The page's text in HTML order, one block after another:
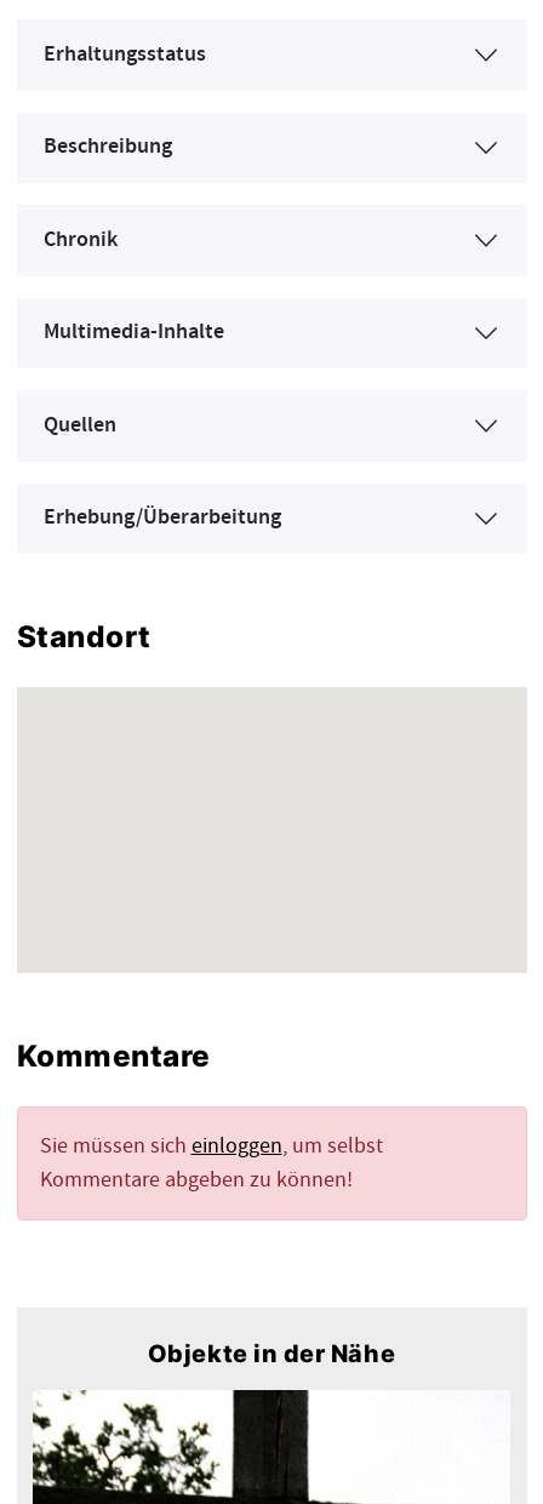
Erhaltungsstatus
Beschreibung
Chronik
Multimedia-Inhalte
Quellen
Erhebung/Überarbeitung
Standort
Kommentare
Sie müssen sich einloggen, um selbst
Kommentare abgeben zu können!
Objekte in der Nähe